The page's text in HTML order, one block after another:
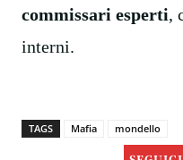
commissari esperti,
interni.
TAGS Mafia mondello